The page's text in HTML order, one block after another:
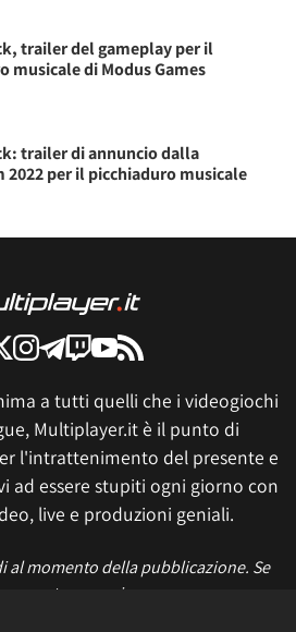
trailer del gameplay per il
musicale di Modus Games
trailer di annuncio dalla
2022 per il picchiaduro musicale
a tutti quelli che i videogiochi
Multiplayer.it è il punto di
l'intrattenimento del presente e
ad essere stupiti ogni giorno con
live e produzioni geniali.
al momento della pubblicazione. Se
potremmo ricevere un compenso.